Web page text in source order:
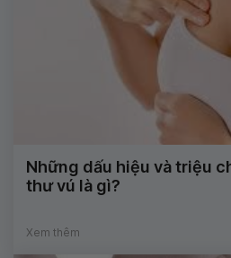
Những dấu hiệu và triệu
thư vú là gì?
Xem thêm